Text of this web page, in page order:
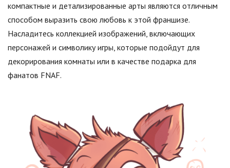
компактные и детализированные арты являются отличным
способом выразить свою любовь к этой франшизе.
Насладитесь коллекцией изображений, включающих
персонажей и символику игры, которые подойдут для
декорирования комнаты или в качестве подарка для
фанатов FNAF.